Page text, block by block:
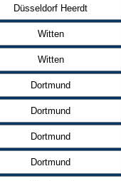
Düsseldorf Heerdt
Witten
Witten
Dortmund
Dortmund
Dortmund
Dortmund